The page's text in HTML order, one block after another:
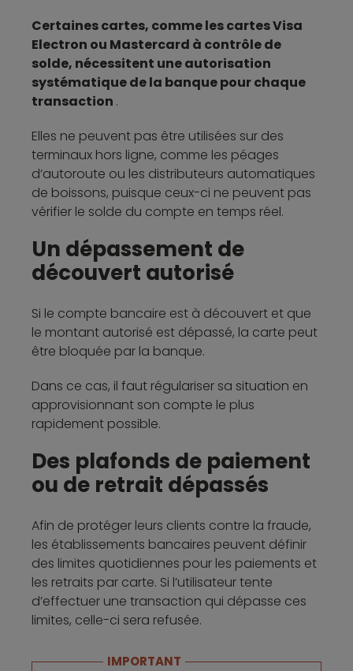
Certaines cartes, comme les cartes Visa
Electron ou Mastercard à contrôle de
solde, nécessitent une autorisation
systématique de la banque pour chaque
transaction .
Elles ne peuvent pas être utilisées sur des
terminaux hors ligne, comme les péages
d’autoroute ou les distributeurs automatiques
de boissons, puisque ceux-ci ne peuvent pas
vérifier le solde du compte en temps réel.
Un dépassement de
découvert autorisé
Si le compte bancaire est à découvert et que
le montant autorisé est dépassé, la carte peut
être bloquée par la banque.
Dans ce cas, il faut régulariser sa situation en
approvisionnant son compte le plus
rapidement possible.
Des plafonds de paiement
ou de retrait dépassés
Afin de protéger leurs clients contre la fraude,
les établissements bancaires peuvent définir
des limites quotidiennes pour les paiements et
les retraits par carte. Si l’utilisateur tente
d’effectuer une transaction qui dépasse ces
limites, celle-ci sera refusée.
IMPORTANT